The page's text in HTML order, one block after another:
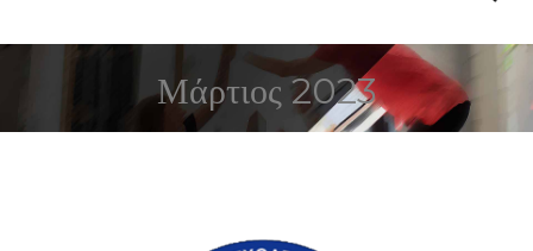
Μάρτιος 2023